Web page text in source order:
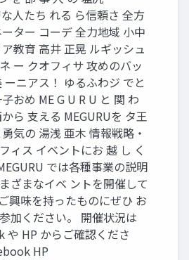
人たち れる ら信頼さ 全方
ター コーデ 全力地域 小中
教育 高井 正晃 ルギッシュ
ー クオフィサ 攻めのバッ
ーニアス！ ゆるふわジ でと
おめ ME G U R U と 関 わ
ら 支える MEGURUを タ王
気の 湯浅 亜木 情報戦略・
ィス イベントにお 越 し く
では各種事業の説明
ざまなイベ ントを開催して
興味を持ったものにぜひ お
加ください。 開催状況は
や HP からご確認くださ
HP